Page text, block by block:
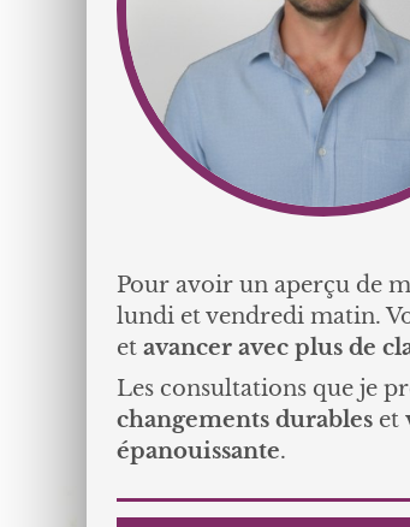
Pour avoir un aperçu de
lundi et vendredi matin.
et avancer avec plus de
Les consultations que je
changements durableset
épanouissante.